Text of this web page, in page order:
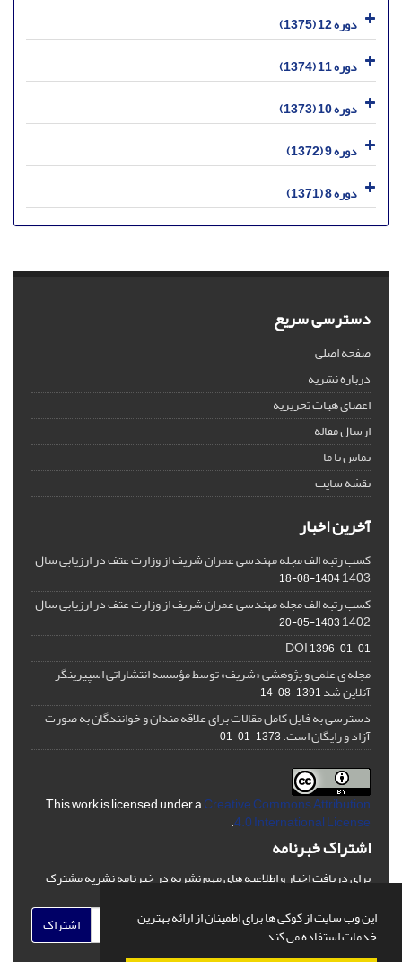
این وب سایت از کوکی ها برای اطمینان از ارائه بهترین
خدمات استفاده می کند.
دوره 12 (1375)
دوره 11 (1374)
دوره 10 (1373)
دوره 9 (1372)
دوره 8 (1371)
دسترسی سریع
صفحه اصلی
درباره نشریه
اعضای هیات تحریریه
ارسال مقاله
تماس با ما
نقشه سایت
آخرین اخبار
کسب رتبه الف مجله مهندسی عمران شریف از وزارت عتف در ارزیابی سال
1403
1404-08-18
کسب رتبه الف مجله مهندسی عمران شریف از وزارت عتف در ارزیابی سال
1402
1403-05-20
DOI1396-01-01
مجله ی علمی و پژوهشی «شریف» توسط مؤسسه انتشاراتی اسپیرینگر
آنلاین شد1391-08-14
دسترسی به فایل کامل مقالات برای علاقه مندان و خوانندگان به صورت
آزاد و رایگان است.1373-01-01
This work is licensed under aCreative Commons Attribution
4.0 International License
.
اشتراک خبرنامه
برای دریافت اخبار و اطلاعیه های مهم نشریه در خبرنامه نشریه مشترک
اشتراک